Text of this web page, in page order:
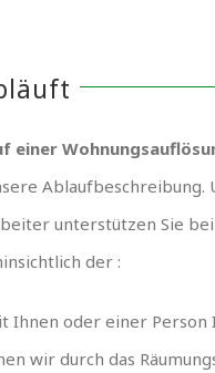
einer
Ablaufbeschreibung.
unterstützen Sie bei
der :
Ihnen oder einer Person
wir durch das